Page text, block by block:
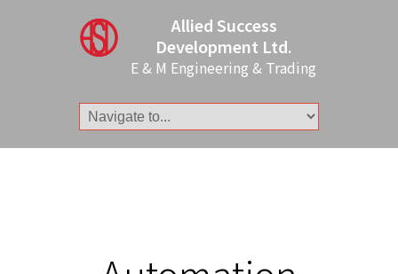
Allied Success
Development Ltd.
E & M Engineering & Trading